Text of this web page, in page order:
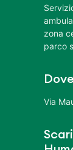
zona
parco
Via